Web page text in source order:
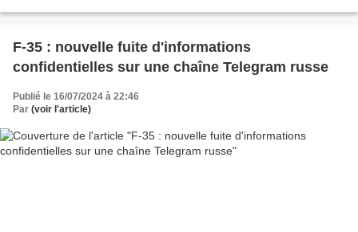
F-35 : nouvelle fuite d'informations
confidentielles sur une chaîne Telegram russe
Publié le 16/07/2024 à 22:46
Par (voir l'article)